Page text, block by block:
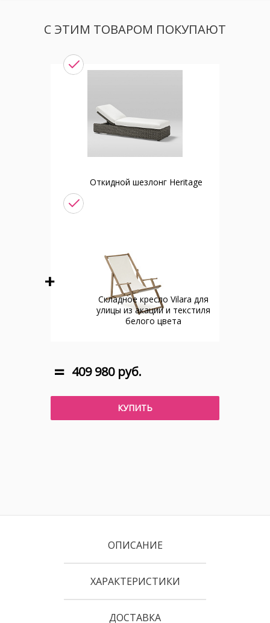
С ЭТИМ ТОВАРОМ ПОКУПАЮТ
Откидной шезлонг Heritage
Cкладное кресло Vilara для
улицы из акации и текстиля
белого цвета
409 980 руб.
КУПИТЬ
ОПИСАНИЕ
ХАРАКТЕРИСТИКИ
ДОСТАВКА